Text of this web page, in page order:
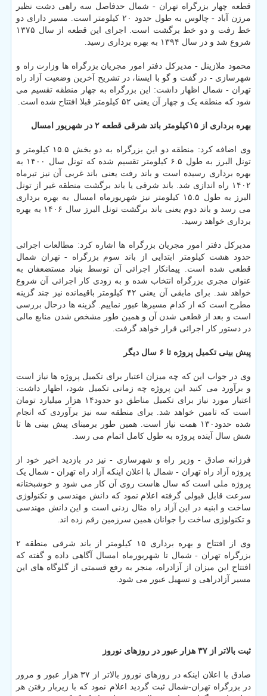
قطعه چهار بزرگراه تهران - شمال حدفاصل سه راهی دشت نظیر
مرزن آباد - چالوس به طول حدود ۲۰ کیلومتر است. مسیر دارای دو
خط رفت و دو خط برگشت است. اجرای این قطعه از سال ۱۳۷۵
شروع شد و در سال ۱۳۹۴ به بهره برداری رسید.
محمود ملازینل - مدیرکل دفتر امور مجریان بزرگراه ها وزارت راه و
شهرسازی - در گفت و گو با ایسنا، در تشریح آخرین وضعیت آزاد راه
تهران - شمال اظهار داشت: این بزرگراه به چهار منطقه تقسیم می
شود که منطقه یک و چهار آن یعنی ۵۲ کیلومتر قبلا افتتاح شده است.
بهره برداری از ۱۵کیلومتر باند شرقی قطعه ۲ در شهریور امسال
وی اضافه کرد: منطقه دو این بزرگراه به دو بخش ۱۵.۵ کیلومتر و
تونل البرز به طول ۶.۵ کیلومتر تقسیم شده که تونل سال ۱۴۰۰ به
بهره برداری رسیده است و باند رفت یعنی باند غربی آن نیز تیرماه
۱۴۰۲ راه اندازی شد. باند شرقی یا باند برگشت منطقه غیر از تونل
البرز به طول ۱۵.۵ کیلومتر نیز شهریورماه امسال به بهره برداری
می رسد و باند دوم یعنی باند برگشت تونل البرز سال ۱۴۰۶ به بهره
برداری خواهد رسید.
مدیرکل دفتر امور مجریان بزرگراه ها اشاره کرد: مطالعات اجرائی
حدود هشت کیلومتر ابتدایی از باند سوم بزرگراه - تهران شمال
قطعی شده است. پیمانکار اجرائی آن توسط بنیاد مستضعفان به
عنوان مجری بزرگراه انتخاب شده و به زودی کار اجرائی آن شروع
خواهد شد. برای مابقی آن یعنی ۴۲ کیلومتر باقیمانده نیز چند گزینه
مطرح است که از کدام مسیرها عبور نماییم. گزینه ها درحال بررسی
است و بعد از قطعی شدن آن و همین طور مشخص شدن منابع مالی
در دستور کار اجرائی قرار خواهد گرفت.
پیش بینی تکمیل پروژه تا ۶ سال دیگر
وی در جواب این که چه میزان اعتبار برای تکمیل پروژه ها نیاز است
و برآورد می کنید این پروژه چه زمانی تکمیل شود، اظهار داشت:
اعتبار مورد نیاز برای تکمیل مناطق دو حدود۱۴ هزار میلیارد تومان
است که تامین خواهد شد. برای منطقه سه نیز برآوردی که انجام
شده حدود۱۳۰ همت نیاز است. همین طور برمبنای پیش بینی ها تا
شش سال آینده پروژه به طول کامل اتمام می رسد.
فرزانه صادق - وزیر راه و شهرسازی - نیز در بازدید اخیر خود از
پروژه آزاد راه تهران - شمال با اعلان اینکه آزاد راه تهران - شمال یک
پروژه ملی است که سال هاست روی آن کار می شود و خوشبختانه
سرعت قابل قبولی گرفته اعلام نمود که دانش مهندسی و تکنولوژی
ساخت و ابنیه در این آزاد راه مثال زدنی است و این دانش مهندسی
و تکنولوژی ساخت را جوانان همین سرزمین رقم زده اند.
وی از افتتاح و بهره برداری ۱۵ کیلومتر از باند شرقی منطقه ۲
بزرگراه تهران - شمال تا شهریورماه امسال آگاهی داده و گفته که
افتتاح این میزان از آزادراه، منجر به رفع قسمتی از گلوگاه های این
مسیر آزادراهی و تسهیل عبور می شود.
ثبت بالاتر از ۳۷ هزار عبور در روزهای نوروز
صادق با اعلان اینکه در روزهای نوروز بالاتر از ۳۷ هزار عبور و مرور
در بزرگراه تهران-شمال ثبت گردید اعلام نمود که با زیربار رفتن هر